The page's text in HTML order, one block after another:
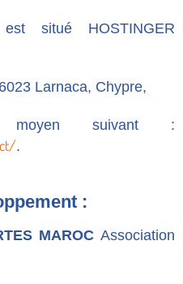
situé HOSTINGER
Larnaca, Chypre,
suivant :
.
:
MAROC Association